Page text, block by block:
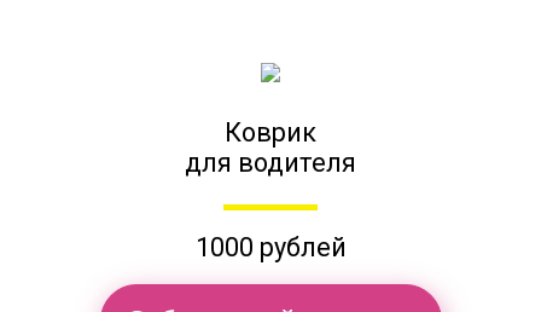
Коврик
для водителя
1000 рублей